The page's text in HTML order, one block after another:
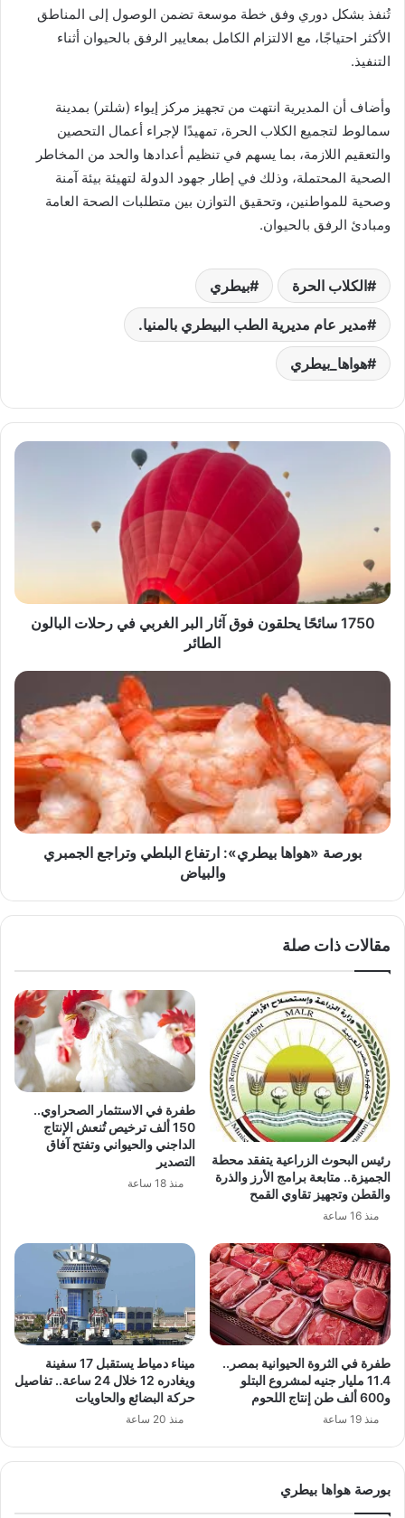
تُنفذ بشكل دوري وفق خطة موسعة تضمن الوصول إلى المناطق
الأكثر احتياجًا، مع الالتزام الكامل بمعايير الرفق بالحيوان أثناء
التنفيذ.
وأضاف أن المديرية انتهت من تجهيز مركز إيواء (شلتر) بمدينة
سمالوط لتجميع الكلاب الحرة، تمهيدًا لإجراء أعمال التحصين
والتعقيم اللازمة، بما يسهم في تنظيم أعدادها والحد من المخاطر
الصحية المحتملة، وذلك في إطار جهود الدولة لتهيئة بيئة آمنة
وصحية للمواطنين، وتحقيق التوازن بين متطلبات الصحة العامة
ومبادئ الرفق بالحيوان.
الكلاب الحرة بيطري
مدير عام مديرية الطب البيطري بالمنيا.
هواها_بيطري
1750
آثار
الغربي
في
رحلات
البالون
1750 سائحًا يحلقون فوق آثار البر الغربي في رحلات البالون
الطائر
بورصة
بيطري»:
ارتفاع
البلطي
وتراجع
الجمبري
والبياض
بورصة «هواها بيطري»: ارتفاع البلطي وتراجع الجمبري
والبياض
مقالات ذات صلة
رئيس البحوث الزراعية يتفقد محطة
الجميزة.. متابعة برامج الأرز والذرة
والقطن وتجهيز تقاوي القمح
منذ 16 ساعة
طفرة في الاستثمار الصحراوي..
150 ألف ترخيص تُنعش الإنتاج
الداجني والحيواني وتفتح آفاق
التصدير
منذ 18 ساعة
طفرة في الثروة الحيوانية بمصر..
11.4 مليار جنيه لمشروع البتلو
و600 ألف طن إنتاج اللحوم
منذ 19 ساعة
ميناء دمياط يستقبل 17 سفينة
ويغادره 12 خلال 24 ساعة.. تفاصيل
حركة البضائع والحاويات
منذ 20 ساعة
بورصة هواها بيطري